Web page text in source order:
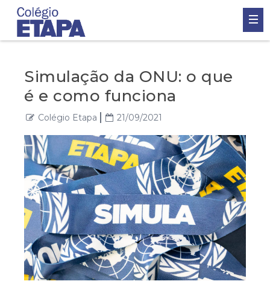
Simulação da ONU: o que
é e como funciona
Colégio Etapa 21/09/2021